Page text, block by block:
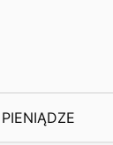
PIENIĄDZE